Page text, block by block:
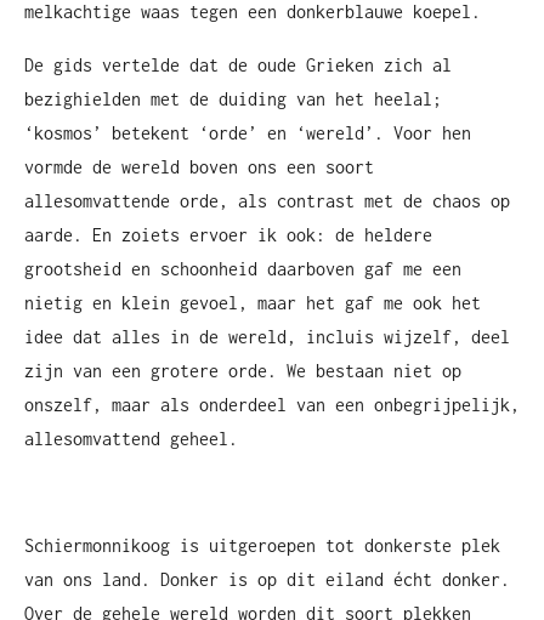
melkachtige waas tegen een donkerblauwe koepel.
De gids vertelde dat de oude Grieken zich al
bezighielden met de duiding van het heelal;
‘kosmos’ betekent ‘orde’ en ‘wereld’. Voor hen
vormde de wereld boven ons een soort
allesomvattende orde, als contrast met de chaos op
aarde. En zoiets ervoer ik ook: de heldere
grootsheid en schoonheid daarboven gaf me een
nietig en klein gevoel, maar het gaf me ook het
idee dat alles in de wereld, incluis wijzelf, deel
zijn van een grotere orde. We bestaan niet op
onszelf, maar als onderdeel van een onbegrijpelijk,
allesomvattend geheel.
Schiermonnikoog is uitgeroepen tot donkerste plek
van ons land. Donker is op dit eiland écht donker.
Over de gehele wereld worden dit soort plekken